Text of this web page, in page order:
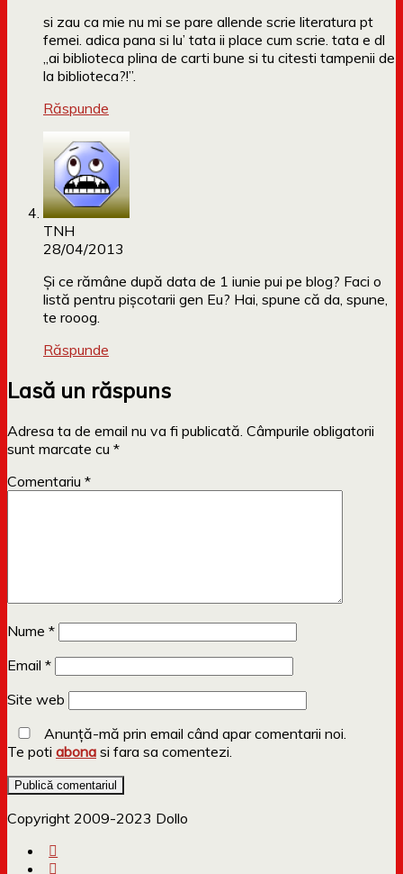
si zau ca mie nu mi se pare allende scrie literatura pt
femei. adica pana si lu’ tata ii place cum scrie. tata e dl
„ai biblioteca plina de carti bune si tu citesti tampenii de
la biblioteca?!”.
Răspunde
TNH
28/04/2013
Şi ce rămâne după data de 1 iunie pui pe blog? Faci o
listă pentru pişcotarii gen Eu? Hai, spune că da, spune,
te rooog.
Răspunde
Lasă un răspuns
Adresa ta de email nu va fi publicată. Câmpurile obligatorii
sunt marcate cu *
Comentariu *
Nume *
Email *
Site web
Anunță-mă prin email când apar comentarii noi.
Te poti abona si fara sa comentezi.
Copyright 2009-2023 Dollo